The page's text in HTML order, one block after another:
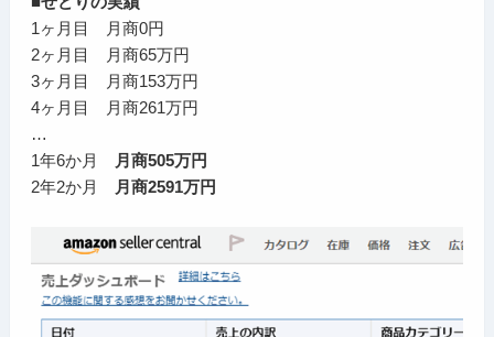
1ヶ月目 月商0円
2ヶ月目 月商65万円
3ヶ月目 月商153万円
4ヶ月目 月商261万円
…
1年6か月
月商505万円
2年2か月
月商2591万円